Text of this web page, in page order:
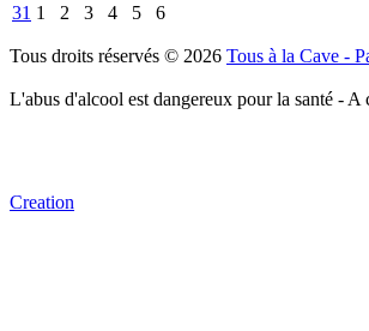
31 1 2 3 4 5 6
Tous droits réservés © 2026 Tous à la Cave -
L'abus d'alcool est dangereux pour la santé -
Creation